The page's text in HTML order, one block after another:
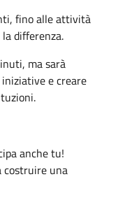
fino alle attività
differenza.
ma sarà
e creare
anche tu!
costruire una